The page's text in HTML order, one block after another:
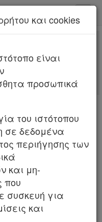
Περισσότερα
2
2026
Α΄143/17.6.2011
τεχνικών
πάρκων
και cookies
είναι
προσωπικά
του ιστότοπου
σε δεδομένα
περιήγησης των
και μη-
που
συσκευή για
και